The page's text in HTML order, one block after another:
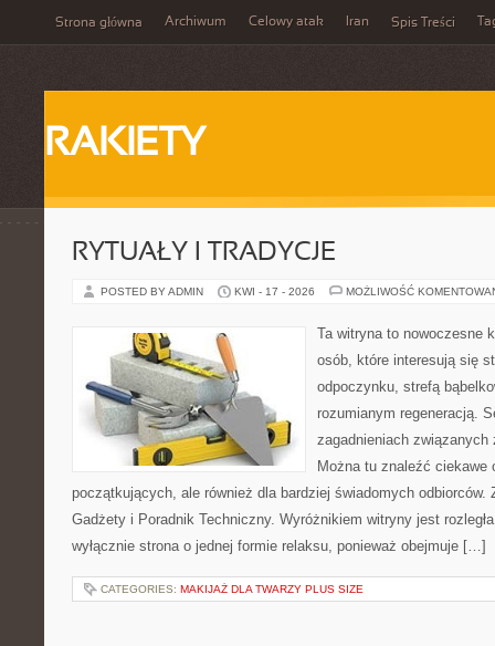
Strona główna Archiwum Celowy atak Iran Spis Treści
RAKIETY
RYTUAŁY I TRADYCJE
POSTED BY ADMIN KWI - 17 - 2026 MOŻLIWOŚĆ
Ta witryna to nowoczesne
osób, które interesują się
odpoczynku, strefą
rozumianym regeneracją.
zagadnieniach
Można tu znaleźć ciekawe
początkujących, ale również dla bardziej świadomych odbiorców.
Gadżety i Poradnik Techniczny. Wyróżnikiem witryny jest
wyłącznie strona o jednej formie relaksu, ponieważ obejmuje […]
CATEGORIES: MAKIJAŻ DLA TWARZY PLUS SIZE